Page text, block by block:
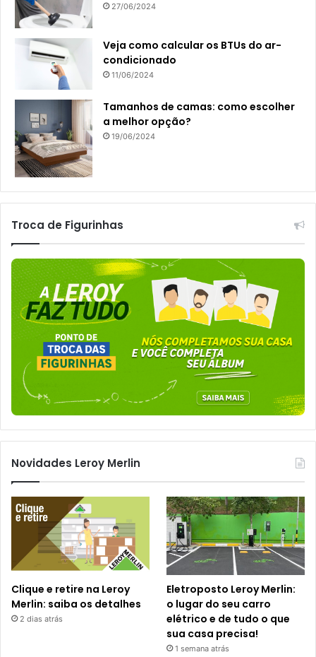
27/06/2024
Veja como calcular os BTUs do ar-
condicionado
11/06/2024
Tamanhos de camas: como escolher
a melhor opção?
19/06/2024
Troca de Figurinhas
Novidades Leroy Merlin
Clique e retire na Leroy
Merlin: saiba os detalhes
2 dias atrás
Eletroposto Leroy Merlin:
o lugar do seu carro
elétrico e de tudo o que
sua casa precisa!
1 semana atrás